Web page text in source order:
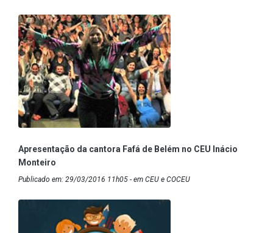
Apresentação da cantora Fafá de Belém no CEU Inácio
Monteiro
Publicado em: 29/03/2016 11h05 - em CEU e COCEU